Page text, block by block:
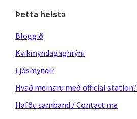
Þetta helsta
Bloggið
Kvikmyndagagnrýni
Ljósmyndir
Hvað meinaru með official station?
Hafðu samband / Contact me